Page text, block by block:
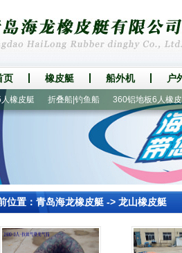
页 橡皮艇 船外机 户
皮艇 折叠船|钓鱼船 360铝地板6人橡皮艇
位置： 青岛海龙橡皮艇-> 龙山橡皮艇